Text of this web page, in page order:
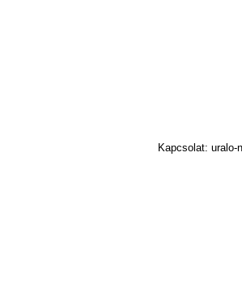
Kapcsolat: uralo-